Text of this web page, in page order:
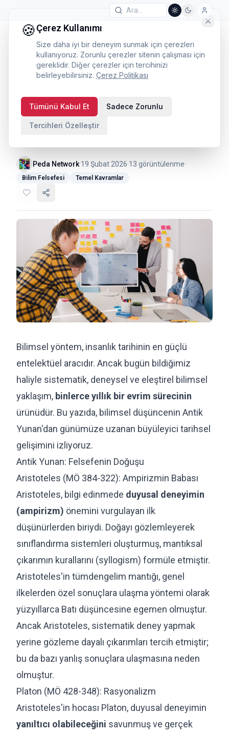
Bilimsel Yöntemin
Tarihsel Gelişimi:
Peda Network·19 Şubat 2026·13 görüntülenme·
Bilim Felsefesi Temel Kavramlar
Bilimsel yöntem, insanlık tarihinin en güçlü
entelektüel aracıdır. Ancak bugün bildiğimiz
haliyle sistematik, deneysel ve eleştirel bilimsel
yaklaşım, binlerce yıllık bir evrim sürecinin
ürünüdür. Bu yazıda, bilimsel düşüncenin Antik
Yunan'dan günümüze uzanan büyüleyici tarihsel
gelişimini izliyoruz.
Antik Yunan: Felsefenin Doğuşu
Aristoteles (MÖ 384-322): Ampirizmin Babası
Aristoteles, bilgi edinmede duyusal deneyimin
(ampirizm) önemini vurgulayan ilk
düşünürlerden biriydi. Doğayı gözlemleyerek
sınıflandırma sistemleri oluşturmuş, mantıksal
çıkarımın kurallarını (syllogism) formüle etmiştir.
Aristoteles'in tümdengelim mantığı, genel
ilkelerden özel sonuçlara ulaşma yöntemi olarak
yüzyıllarca Batı düşüncesine egemen olmuştur.
Ancak Aristoteles, sistematik deney yapmak
yerine gözleme dayalı çıkarımları tercih etmiştir;
bu da bazı yanlış sonuçlara ulaşmasına neden
olmuştur.
Platon (MÖ 428-348): Rasyonalizm
Aristoteles'in hocası Platon, duyusal deneyimin
yanıltıcı olabileceğini savunmuş ve gerçek
🍪Çerez Kullanımı
Size daha iyi bir deneyim sunmak için çerezleri
kullanıyoruz. Zorunlu çerezler sitenin çalışması için
gereklidir. Diğer çerezler için tercihinizi
belirleyebilirsiniz. Çerez Politikası
Tümünü Kabul Et Sadece Zorunlu
Tercihleri Özelleştir